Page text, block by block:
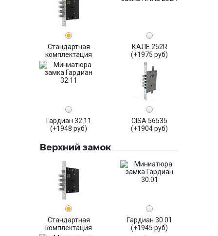
Стандартная
комплектация
КАЛЕ 252R
(+1975 руб)
Гардиан 32.11
(+1948 руб)
CISA 56535
(+1904 руб)
Верхний замок
Стандартная
комплектация
Гардиан 30.01
(+1945 руб)